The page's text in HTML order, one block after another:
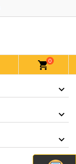
shopping_cart0